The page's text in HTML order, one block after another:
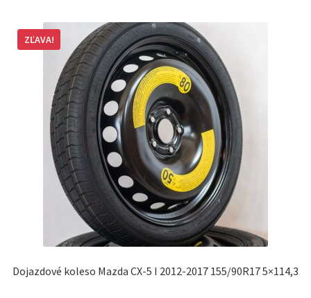
Dojazdové koleso Mazda CX-5 I 2012-2017 155/90R17 5×114,3
ZĽAVA!